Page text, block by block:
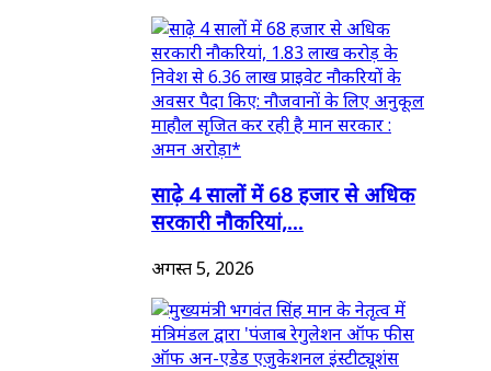
साढ़े 4 सालों में 68 हजार से अधिक
सरकारी नौकरियां,...
अगस्त 5, 2026